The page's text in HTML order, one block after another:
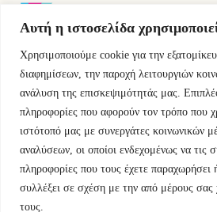
Αυτή η ιστοσελίδα
Χρησιμοποιούμε cookie για την
διαφημίσεων, την παροχή λειτουργιών
ανάλυση της επισκεψιμότητάς μας.
πληροφορίες που αφορούν τον τρόπο που
ιστότοπό μας με συνεργάτες κοινωνικών
αναλύσεων, οι οποίοι ενδεχομένως να τις
πληροφορίες που τους έχετε παραχωρήσει
συλλέξει σε σχέση με την από μέρους
τους.
Εμμ.Μπενάκη 76 10681
+30.2110084023
info@kyfantabooks.gr
Βρείτε μας